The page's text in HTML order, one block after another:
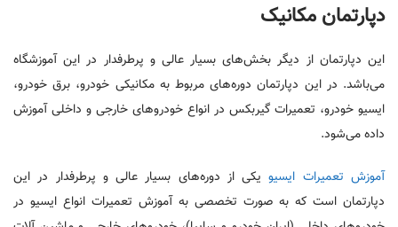
دپارتمان مکانیک
این دپارتمان از دیگر بخش‌های بسیار عالی و پرطرفدار در این آموزشگاه
می‌باشد. در این دپارتمان دوره‌های مربوط به مکانیکی خودرو، برق خودرو،
ایسیو خودرو، تعمیرات گیربکس در انواع خودروهای خارجی و داخلی آموزش
داده می‌شود.
آموزش تعمیرات ایسیویکی از دوره‌های بسیار عالی و پرطرفدار در این
دپارتمان است که به صورت تخصصی به آموزش تعمیرات انواع ایسیو در